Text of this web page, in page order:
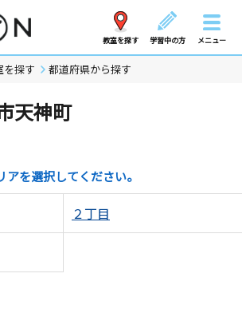
教室を探す 学習中の方 メニュー
を探す 都道府県から探す
天神町
アを選択してください。
２丁目